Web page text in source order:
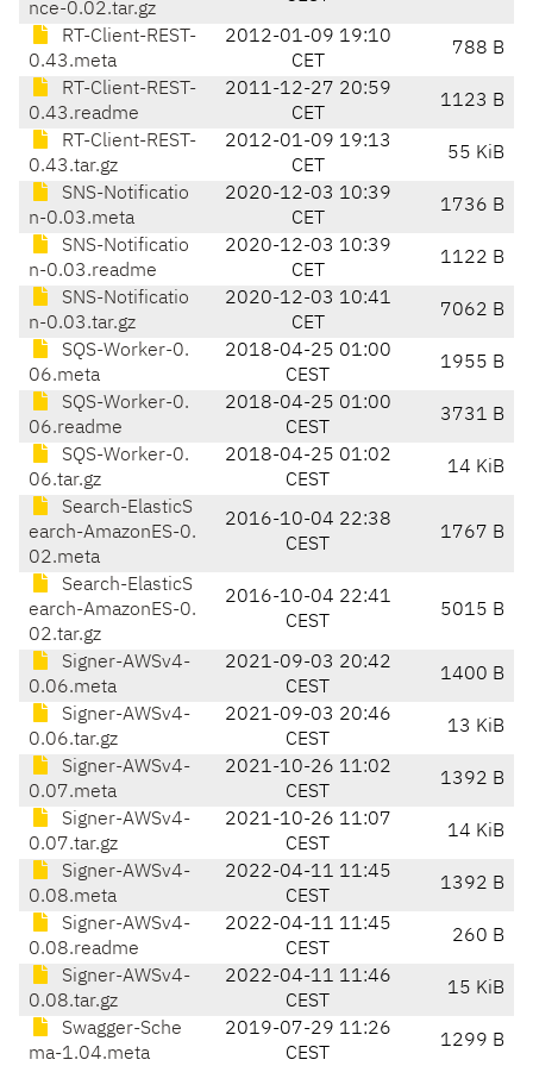
nce-0.02.tar.gz
RT-Client-REST-
0.43.meta
2012-01-09 19:10
CET
788 B
RT-Client-REST-
0.43.readme
2011-12-27 20:59
CET
1123 B
RT-Client-REST-
0.43.tar.gz
2012-01-09 19:13
CET
55 KiB
SNS-Notificatio
n-0.03.meta
2020-12-03 10:39
CET
1736 B
SNS-Notificatio
n-0.03.readme
2020-12-03 10:39
CET
1122 B
SNS-Notificatio
n-0.03.tar.gz
2020-12-03 10:41
CET
7062 B
SQS-Worker-0.
06.meta
2018-04-25 01:00
CEST
1955 B
SQS-Worker-0.
06.readme
2018-04-25 01:00
CEST
3731 B
SQS-Worker-0.
06.tar.gz
2018-04-25 01:02
CEST
14 KiB
Search-ElasticS
earch-AmazonES-0.
02.meta
2016-10-04 22:38
CEST
1767 B
Search-ElasticS
earch-AmazonES-0.
02.tar.gz
2016-10-04 22:41
CEST
5015 B
Signer-AWSv4-
0.06.meta
2021-09-03 20:42
CEST
1400 B
Signer-AWSv4-
0.06.tar.gz
2021-09-03 20:46
CEST
13 KiB
Signer-AWSv4-
0.07.meta
2021-10-26 11:02
CEST
1392 B
Signer-AWSv4-
0.07.tar.gz
2021-10-26 11:07
CEST
14 KiB
Signer-AWSv4-
0.08.meta
2022-04-11 11:45
CEST
1392 B
Signer-AWSv4-
0.08.readme
2022-04-11 11:45
CEST
260 B
Signer-AWSv4-
0.08.tar.gz
2022-04-11 11:46
CEST
15 KiB
Swagger-Sche
ma-1.04.meta
2019-07-29 11:26
CEST
1299 B